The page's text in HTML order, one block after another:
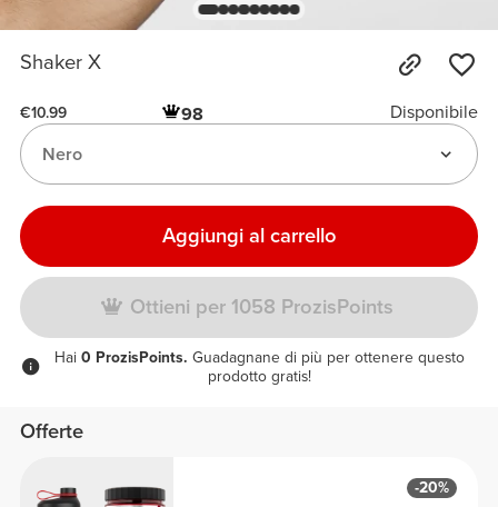
Shaker X
€10.99 98
Disponibile
Nero
Aggiungi al carrello
Ottieni per 1058 ProzisPoints
Hai 0 ProzisPoints. Guadagnane di più per ottenere questo
prodotto gratis!
Offerte
-20%